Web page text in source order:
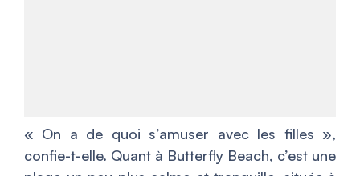
« On a de quoi s’amuser avec les filles »,
confie-t-elle. Quant à Butterfly Beach, c’est une